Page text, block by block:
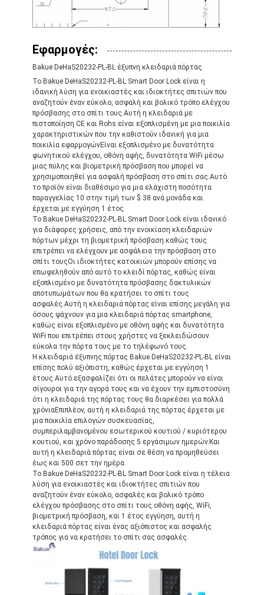
Έξυπνη κλειδαριά πορτών
Βοηθητικό υλικό πορτών
Κουμπιά πόρτας κυλίνδρων
Τρυβώδεις κλειδαριές
Έξυπνη κλειδαριά ντουλαπιού
Μεταλλικές συρόμενες κλειδαριές πόρτων
Έξυπνη βρύση νερού
υγειονομικά εμπορεύματα λουτρών
Πίνακες ντους για μπάνιο
Αξεσουάρ μπάνιου
Συγκροτήματα ντουλαπιών μπάνιου
Κρατητήρια και κουμπιά για έπιπλα
Συσκευές χειραποσκευών
Επανατοποθετήσιμη κλειδαριά συνδυασμού
Εφαρμογές:
Bakue DeHaS20232-PL-BL έξυπνη κλειδαριά πόρτας
Το Bakue DeHaS20232-PL-BL Smart Door Lock είναι η
ιδανική λύση για ενοικιαστές και ιδιοκτήτες σπιτιών που
αναζητούν έναν εύκολο, ασφαλή και βολικό τρόπο ελέγχου
πρόσβασης στο σπίτι τους.Αυτή η κλειδαριά με
πιστοποίηση CE και Rohs είναι εξοπλισμένη με μια ποικιλία
χαρακτηριστικών που την καθιστούν ιδανική για μια
ποικιλία εφαρμογώνΕίναι εξοπλισμένο με δυνατότητα
φωνητικού ελέγχου, οθόνη αφής, δυνατότητα WiFi μέσω
μιας πύλης και βιομετρική πρόσβαση που μπορεί να
χρησιμοποιηθεί για ασφαλή πρόσβαση στο σπίτι σας.Αυτό
το προϊόν είναι διαθέσιμο για μια ελάχιστη ποσότητα
παραγγελίας 10 στην τιμή των $ 38 ανά μονάδα και
έρχεται με εγγύηση 1 έτος.
Το Bakue DeHaS20232-PL-BL Smart Door Lock είναι ιδανικό
για διάφορες χρήσεις, από την ενοικίαση κλειδαριών
πόρτων μέχρι τη βιομετρική πρόσβαση.καθώς τους
επιτρέπει να ελέγχουν με ασφάλεια την πρόσβαση στο
σπίτι τουςΟι ιδιοκτήτες κατοικιών μπορούν επίσης να
επωφεληθούν από αυτό το κλειδί πόρτας, καθώς είναι
εξοπλισμένο με δυνατότητα πρόσβασης δακτυλικών
αποτυπωμάτων που θα κρατήσει το σπίτι τους
ασφαλές.Αυτή η κλειδαριά πόρτας είναι επίσης μεγάλη για
όσους ψάχνουν για μια κλειδαριά πόρτας smartphone,
καθώς είναι εξοπλισμένο με οθόνη αφής και δυνατότητα
WiFi που επιτρέπει στους χρήστες να ξεκλειδώσουν
εύκολα την πόρτα τους με το τηλέφωνό τους.
Η κλειδαριά έξυπνης πόρτας Bakue DeHaS20232-PL-BL είναι
επίσης πολύ αξιόπιστη, καθώς έρχεται με εγγύηση 1
έτους.Αυτό εξασφαλίζει ότι οι πελάτες μπορούν να είναι
σίγουροι για την αγορά τους και να έχουν την εμπιστοσύνη
ότι η κλειδαριά της πόρτας τους θα διαρκέσει για πολλά
χρόνιαΕπιπλέον, αυτή η κλειδαριά της πόρτας έρχεται με
μια ποικιλία επιλογών συσκευασίας,
συμπεριλαμβανομένου εσωτερικού κουτιού / κυριότερου
κουτιού, και χρόνο παράδοσης 5 εργάσιμων ημερών.Και
αυτή η κλειδαριά πόρτας είναι σε θέση να προμηθεύσει
έως και 500 σετ την ημέρα.
Το Bakue DeHaS20232-PL-BL Smart Door Lock είναι η τέλεια
λύση για ενοικιαστές και ιδιοκτήτες σπιτιών που
αναζητούν έναν εύκολο, ασφαλές και βολικό τρόπο
ελέγχου πρόσβασης στο σπίτι τους.οθόνη αφής, WiFi,
βιομετρική πρόσβαση, και 1 έτος εγγύηση, αυτή η
κλειδαριά πόρτας είναι ένας αξιόπιστος και ασφαλής
τρόπος για να κρατήσει το σπίτι σας ασφαλές.